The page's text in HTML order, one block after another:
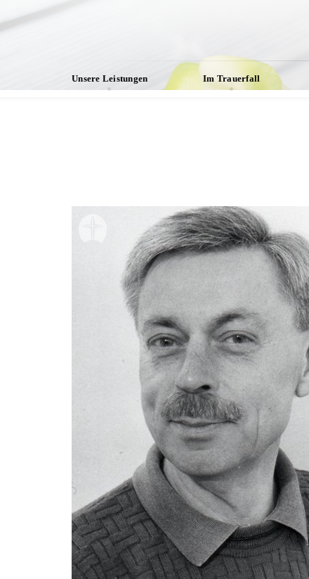
Unsere Leistungen Im Trauerfall